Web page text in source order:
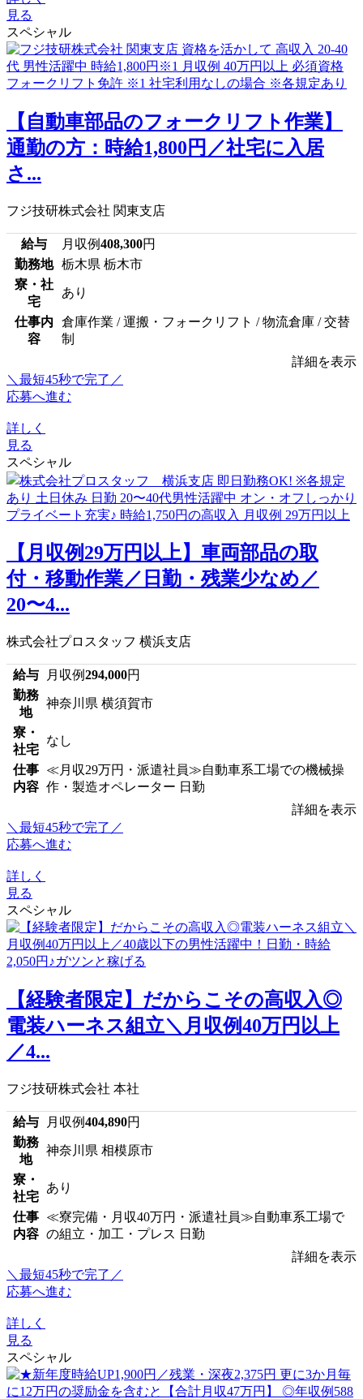
見る
スペシャル
【自動車部品のフォークリフト作業】
通勤の方：時給1,800円／社宅に入居
さ...
フジ技研株式会社 関東支店
給与 月収例408,300円
勤務地
栃木県 栃木市
寮・社
宅
あり
仕事内
容
倉庫作業 / 運搬・フォークリフト / 物流倉庫 / 交替
制
詳細を表示
＼最短45秒で完了／
応募へ進む
詳しく
見る
スペシャル
【月収例29万円以上】車両部品の取
付・移動作業／日勤・残業少なめ／
20〜4...
株式会社プロスタッフ 横浜支店
給与 月収例294,000円
勤務
地
神奈川県 横須賀市
寮・
社宅
なし
仕事
内容
≪月収29万円・派遣社員≫自動車系工場での機械操
作・製造オペレーター 日勤
詳細を表示
＼最短45秒で完了／
応募へ進む
詳しく
見る
スペシャル
【経験者限定】だからこその高収入◎
電装ハーネス組立＼月収例40万円以上
／4...
フジ技研株式会社 本社
給与 月収例404,890円
勤務
地
神奈川県 相模原市
寮・
社宅
あり
仕事
内容
≪寮完備・月収40万円・派遣社員≫自動車系工場で
の組立・加工・プレス 日勤
詳細を表示
＼最短45秒で完了／
応募へ進む
詳しく
見る
スペシャル